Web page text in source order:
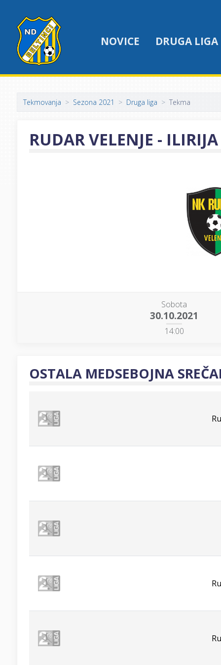
NOVICE DRUGA LIGA
Tekmovanja Sezona 2021 Druga liga Tekma
RUDAR VELENJE -
Sobota
30.10.2021
14:00
OSTALA MEDSEBOJNA